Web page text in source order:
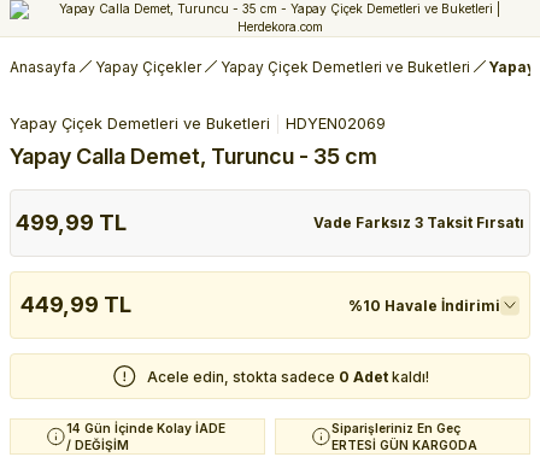
Anasayfa Yapay Çiçekler Yapay Çiçek Demetleri ve Buketleri
Yapay Çiçek Demetleri ve Buketleri HDYEN02069
Yapay Calla Demet, Turuncu - 35 cm
499,99 TL Vade Farksız 3 Taksit Fırsatı
449,99 TL %10 Havale İndirimi
Acele edin, stokta sadece 0 Adet kaldı!
14 Gün İçinde Kolay İADE
/ DEĞİŞİM
Siparişleriniz En Geç
ERTESİ GÜN KARGODA